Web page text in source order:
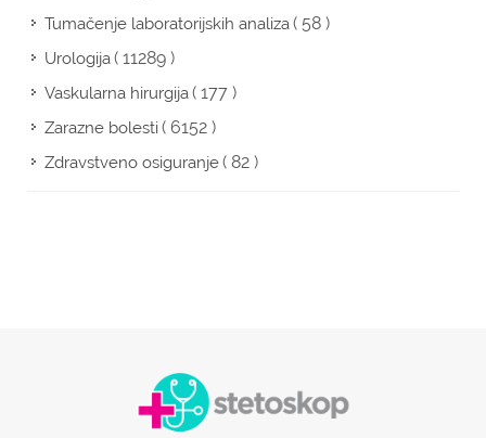
Tumačenje laboratorijskih analiza( 58 )
Urologija( 11289 )
Vaskularna hirurgija( 177 )
Zarazne bolesti( 6152 )
Zdravstveno osiguranje( 82 )